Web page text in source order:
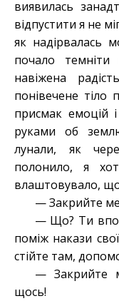
виявилась
відпустити я не
як надірвалась
почало
навіжена
понівечене тіло
присмак емоцій
руками об
лунали, як
полонило, я
влаштовувало,
— Закрийте
— Що? Ти
поміж накази
стійте там,
— Закрийте
щось!